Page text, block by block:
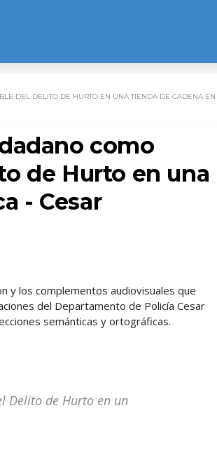
DEL DELITO DE HURTO EN UNA TIENDA DE CADENA EN
como
de Hurto en una
- Cesar
y los complementos audiovisuales que
del Departamento de Policía Cesar
semánticas y ortográficas.
Delito de Hurto en un